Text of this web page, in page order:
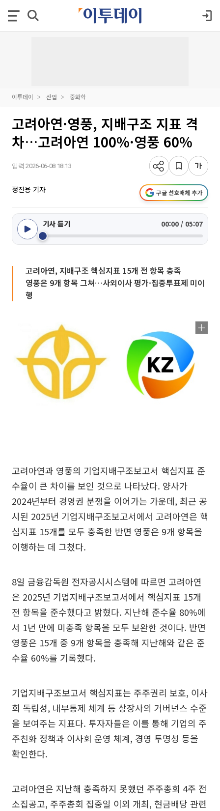
이투데이 산업 중화학
고려아연·영풍, 지배구조 지표 격
차…고려아연 100%·영풍 60%
입력 2026-06-08 18:13
정진용 기자 구글 선호매체 추가
기사 듣기 00:00 / 05:07
고려아연, 지배구조 핵심지표 15개 전 항목 충족
영풍은 9개 항목 그쳐…사외이사 평가·집중투표제 미이
행
고려아연과 영풍의 기업지배구조보고서 핵심지표 준
수율이 큰 차이를 보인 것으로 나타났다. 양사가
2024년부터 경영권 분쟁을 이어가는 가운데, 최근 공
시된 2025년 기업지배구조보고서에서 고려아연은 핵
심지표 15개를 모두 충족한 반면 영풍은 9개 항목을
이행하는 데 그쳤다.
8일 금융감독원 전자공시시스템에 따르면 고려아연
은 2025년 기업지배구조보고서에서 핵심지표 15개
전 항목을 준수했다고 밝혔다. 지난해 준수율 80%에
서 1년 만에 미충족 항목을 모두 보완한 것이다. 반면
영풍은 15개 중 9개 항목을 충족해 지난해와 같은 준
수율 60%를 기록했다.
기업지배구조보고서 핵심지표는 주주권리 보호, 이사
회 독립성, 내부통제 체계 등 상장사의 거버넌스 수준
을 보여주는 지표다. 투자자들은 이를 통해 기업의 주
주친화 정책과 이사회 운영 체계, 경영 투명성 등을
확인한다.
고려아연은 지난해 충족하지 못했던 주주총회 4주 전
소집공고, 주주총회 집중일 이외 개최, 현금배당 관련